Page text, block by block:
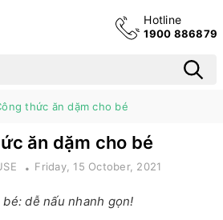
Hotline
1900 886879
thức ăn dặm cho bé
ăn dặm cho bé
Friday, 15 October, 2021
dễ nấu nhanh gọn!